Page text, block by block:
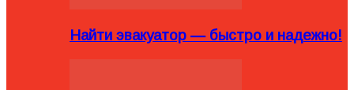
Найти эвакуатор — быстро и надежно!